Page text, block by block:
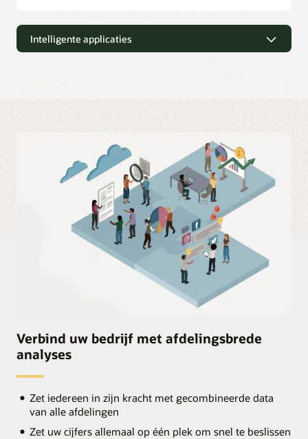
Intelligente applicaties
leidinggevenden sneller slimmere beslissingen nemen over
human resources, talent- en personeelsbeheer en zo de
bedrijfs- en financiële resultaten verbeteren. Met deze
intelligente applicatie kunnen acties rechtstreeks in Cloud
HCM worden uitgevoerd op basis van AI-gestuurde
inzichten, zodat talentwerving, -behoud en -groei worden
Supply Chain Command Center
: hiermee kunnen
organisaties snel reageren op veranderende vraag-, aanbod-
en marktomstandigheden door intelligente acties in het
gehele supply chain-netwerk aan te bevelen.
Lees het blog over de aankondiging
Verbind uw bedrijf met afdelingsbrede
analyses
Zet iedereen in zijn kracht met gecombineerde data
van alle afdelingen
Zet uw cijfers allemaal op één plek om snel te beslissen